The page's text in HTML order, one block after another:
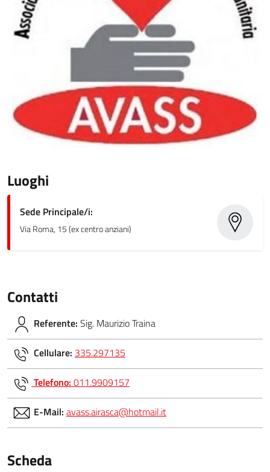
Luoghi
Sede Principale/i:
Via Roma, 15 (ex centro anziani)
Contatti
Referente: Sig. Maurizio Traina
Cellulare: 335.297135
Telefono: 011.9909157
E-Mail: avass.airasca@hotmail.it
Scheda